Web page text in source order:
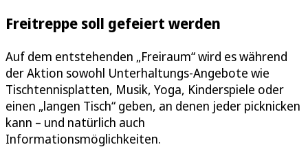
Freitreppe soll gefeiert werden
Auf dem entstehenden „Freiraum“ wird es während
der Aktion sowohl Unterhaltungs-Angebote wie
Tischtennisplatten, Musik, Yoga, Kinderspiele oder
einen „langen Tisch“ geben, an denen jeder picknicken
kann – und natürlich auch
Informationsmöglichkeiten.